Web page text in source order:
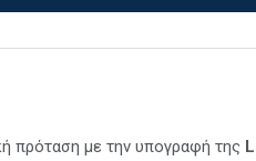
πρόταση με την υπογραφή της